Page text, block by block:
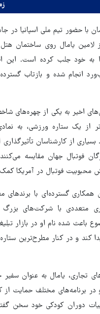
یامال روی ساختمان هتل
به خود جلب کرده است. این
انجام شده و بازتاب
اخیر به یکی از چهره‌های
از یک ستاره ورزشی، به
از کارشناسان تأثیرگذاری
فوتبال جهان مقایسه
محبوبیت فوتبال در آمریکا
همکاری گسترده‌ای با برندهای
متعددی با شرکت‌های بزرگ
شده نام او در بازار
کند و در کنار مطرح‌ترین
تجاری، یامال به عنوان
در برنامه‌های مختلف حمایت از
دوران کودکی خود سخن